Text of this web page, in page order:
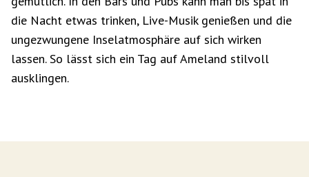
die Nacht etwas trinken, Live-Musik genießen und die
ungezwungene Inselatmosphäre auf sich wirken
lassen. So lässt sich ein Tag auf Ameland stilvoll
ausklingen.